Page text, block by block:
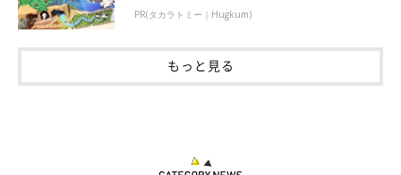
PR(タカラトミー｜Hugkum)
もっと見る